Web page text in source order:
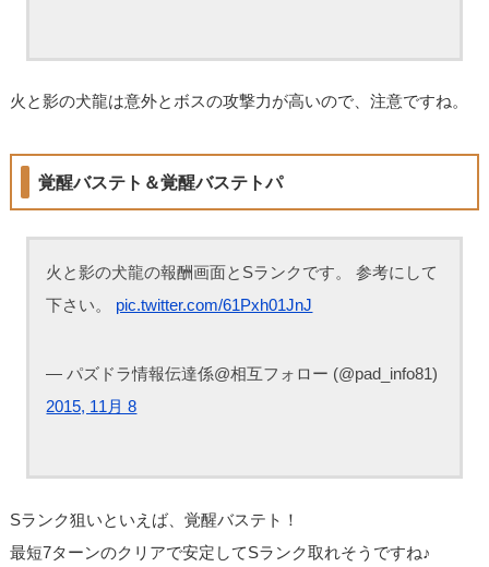
火と影の犬龍は意外とボスの攻撃力が高いので、注意ですね。
覚醒バステト＆覚醒バステトパ
火と影の犬龍の報酬画面とSランクです。 参考にして
下さい。 pic.twitter.com/61Pxh01JnJ
— パズドラ情報伝達係@相互フォロー (@pad_info81)
2015, 11月 8
Sランク狙いといえば、覚醒バステト！
最短7ターンのクリアで安定してSランク取れそうですね♪